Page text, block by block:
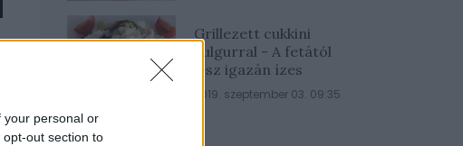
your personal or
out section to
Grillezett cukkini
bulgurral - A fetától
lesz igazán ízes
2019. szeptember 03. 09:35